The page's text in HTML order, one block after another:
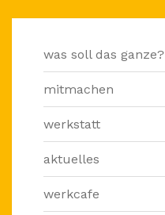
was soll das ganze?
mitmachen
werkstatt
aktuelles
werkcafe